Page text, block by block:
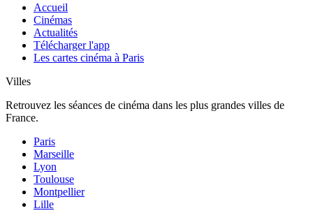
Accueil
Cinémas
Actualités
Télécharger l'app
Les cartes cinéma à Paris
Villes
Retrouvez les séances de cinéma dans les plus grandes villes de
France.
Paris
Marseille
Lyon
Toulouse
Montpellier
Lille